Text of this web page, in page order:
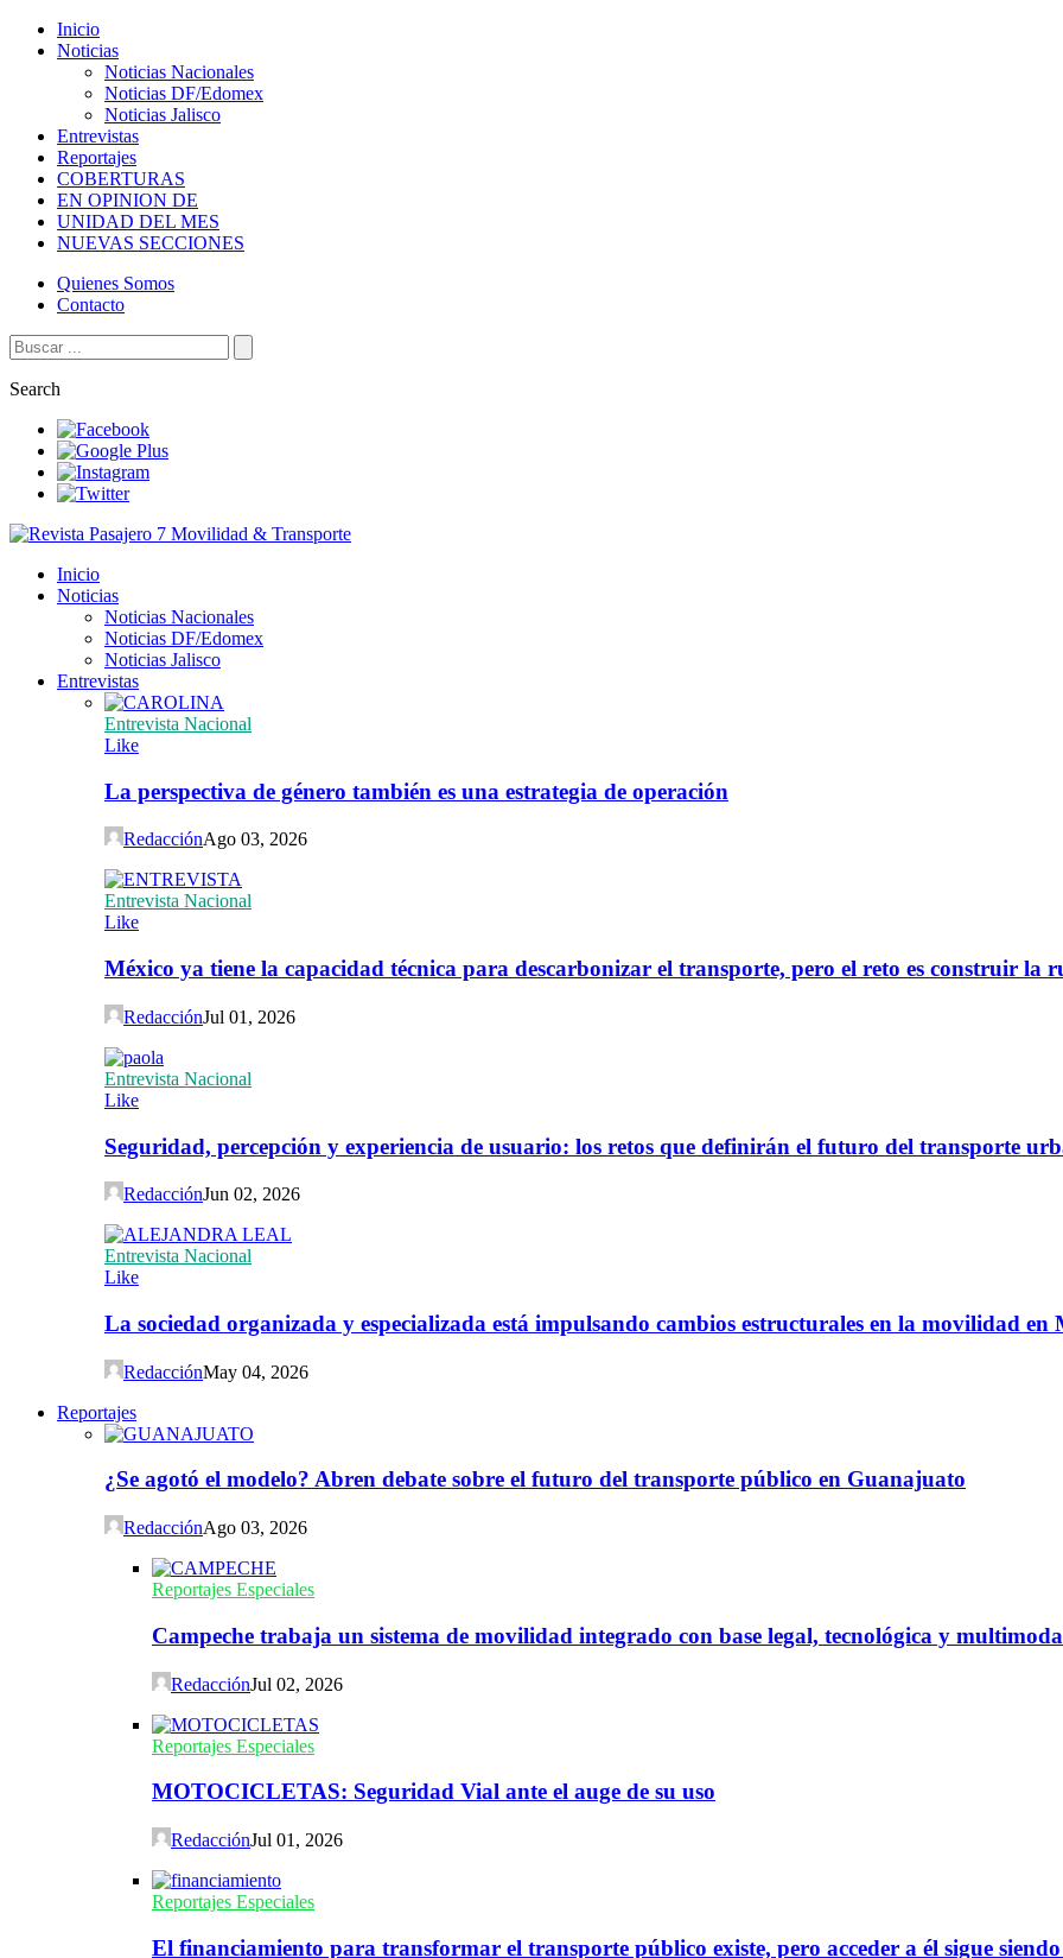
Inicio
Noticias
Noticias Nacionales
Noticias DF/Edomex
Noticias Jalisco
Entrevistas
Reportajes
COBERTURAS
EN OPINION DE
UNIDAD DEL MES
NUEVAS SECCIONES
Quienes Somos
Contacto
Search
Inicio
Noticias
Noticias Nacionales
Noticias DF/Edomex
Noticias Jalisco
Entrevistas
Entrevista Nacional
Like
La perspectiva de género también es una estrategia de operación
RedacciónAgo 03, 2026
Entrevista Nacional
Like
México ya tiene la capacidad técnica para descarbonizar el transporte, pero el reto es construir la
RedacciónJul 01, 2026
Entrevista Nacional
Like
Seguridad, percepción y experiencia de usuario: los retos que definirán el futuro del transporte
RedacciónJun 02, 2026
Entrevista Nacional
Like
La sociedad organizada y especializada está impulsando cambios estructurales en la movilidad en
RedacciónMay 04, 2026
Reportajes
¿Se agotó el modelo? Abren debate sobre el futuro del transporte público en Guanajuato
RedacciónAgo 03, 2026
Reportajes Especiales
Campeche trabaja un sistema de movilidad integrado con base legal, tecnológica y
RedacciónJul 02, 2026
Reportajes Especiales
MOTOCICLETAS: Seguridad Vial ante el auge de su uso
RedacciónJul 01, 2026
Reportajes Especiales
El financiamiento para transformar el transporte público existe, pero acceder a él sigue